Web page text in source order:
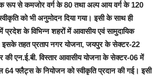
रूप से कमजोर वर्ग के 80 तथा अल्प आय वर्ग के 120
को भी अनुमोदन दिया गया। इसी के साथ ही
प्रदेश के विभिन्न शहरों में आवासीय एवं सामुदायिक
इसके तहत प्रताप नगर योजना, जयपुर के सेक्टर-22
एन.ई.बी. विस्तार आवासीय योजना के सेक्टर-06 में
फ्लैट्स के नियोजन को स्वीकृति प्रदान की गई। इसी